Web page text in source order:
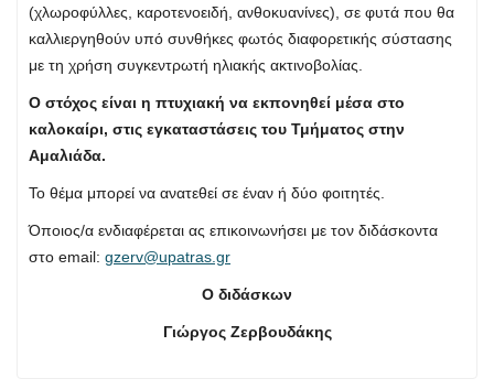
(χλωροφύλλες, καροτενοειδή, ανθοκυανίνες), σε φυτά που θα
καλλιεργηθούν υπό συνθήκες φωτός διαφορετικής σύστασης
με τη χρήση συγκεντρωτή ηλιακής ακτινοβολίας.
Ο στόχος είναι η πτυχιακή να εκπονηθεί μέσα στο
καλοκαίρι, στις εγκαταστάσεις του Τμήματος στην
Αμαλιάδα.
Το θέμα μπορεί να ανατεθεί σε έναν ή δύο φοιτητές.
Όποιος/α ενδιαφέρεται ας επικοινωνήσει με τον διδάσκοντα
στο email: gzerv@upatras.gr
Ο διδάσκων
Γιώργος Ζερβουδάκης